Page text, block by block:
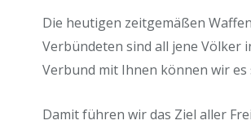
Die heutigen zeitgemäßen
Verbündeten sind all jene Völker
Verbund mit Ihnen können wir
Damit führen wir das Ziel aller